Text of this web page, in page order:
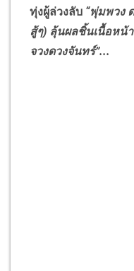
ทุ่งผู้ล่วงลับ “พุ่มพวง
สู้ๆ) ลุ้นผลชิ้นเนื้อหน้
จวงดวงจันทร์”...